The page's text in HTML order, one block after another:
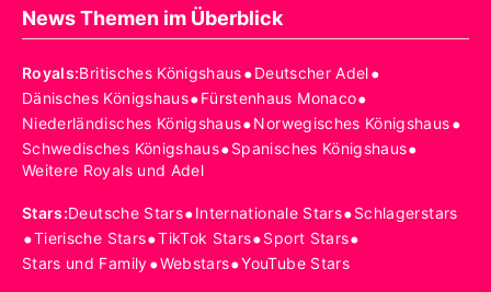
News Themen im Überblick
Royals:Britisches Königshaus•Deutscher Adel•
Dänisches Königshaus•Fürstenhaus Monaco•
Niederländisches Königshaus•Norwegisches Königshaus•
Schwedisches Königshaus•Spanisches Königshaus•
Weitere Royals und Adel
Stars:Deutsche Stars•Internationale Stars•Schlagerstars
•Tierische Stars•TikTok Stars•Sport Stars•
Stars und Family•Webstars•YouTube Stars